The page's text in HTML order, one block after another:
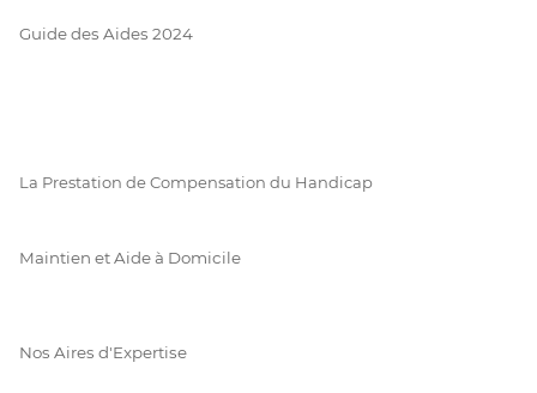
Guide des Aides 2024
La Prestation de Compensation du Handicap
Maintien et Aide à Domicile
Nos Aires d'Expertise